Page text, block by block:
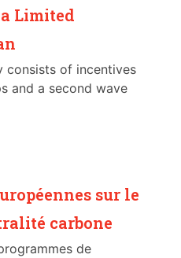
Limited
consists of incentives
and a second wave
sur le
carbone
de